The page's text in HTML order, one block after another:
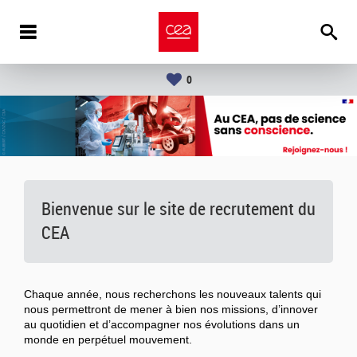
0
Bienvenue sur le site de recrutement du
CEA
Chaque année, nous recherchons les nouveaux talents qui
nous permettront de mener à bien nos missions, d’innover
au quotidien et d’accompagner nos évolutions dans un
monde en perpétuel mouvement.